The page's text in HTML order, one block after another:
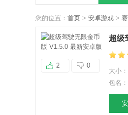
您的位置： 首页 > 安卓游戏 >
2 0
超级
大小：
包名：